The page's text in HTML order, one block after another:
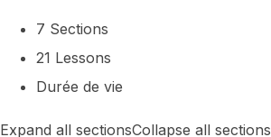
7 Sections
21 Lessons
Durée de vie
Expand all sectionsCollapse all sections